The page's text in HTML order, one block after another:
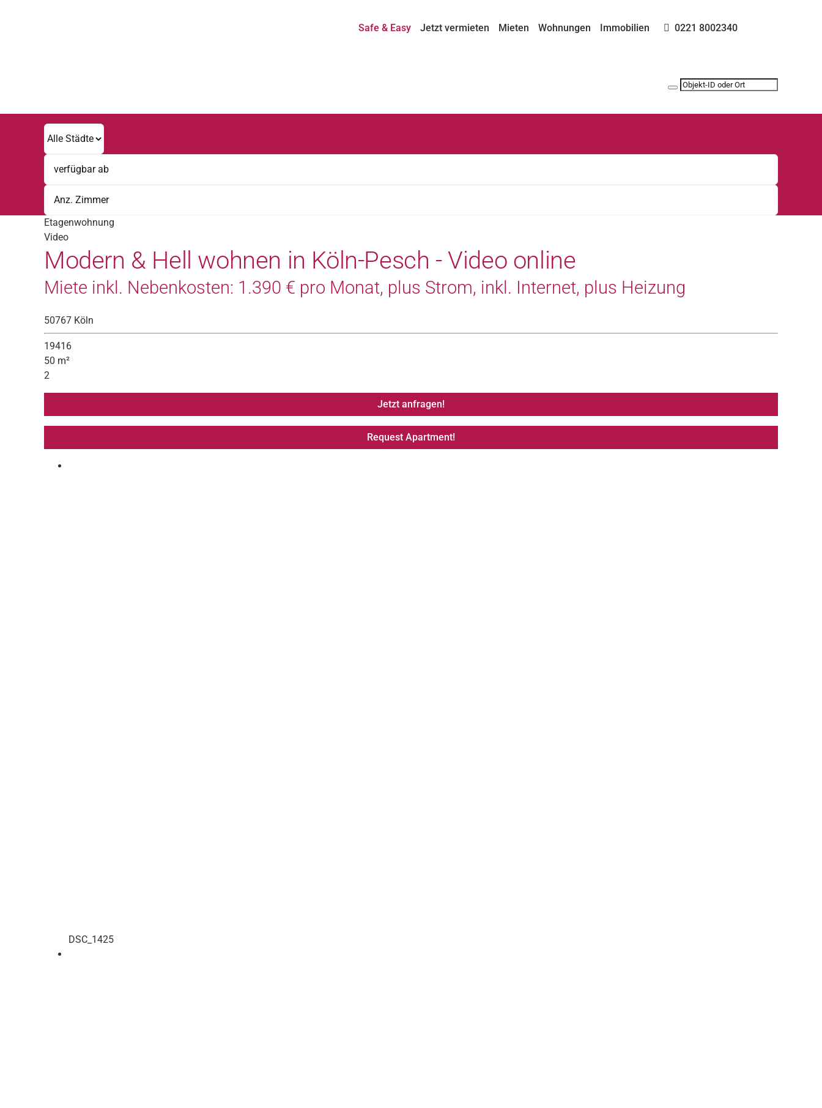
Safe & Easy Jetzt vermieten Mieten Wohnungen Immobilien 0221 8002340
Etagenwohnung
Video
Modern & Hell wohnen in Köln-Pesch - Video online
Miete inkl. Nebenkosten: 1.390 € pro Monat, plus Strom, inkl. Internet, plus Heizung
50767 Köln
19416
50 m²
2
Jetzt anfragen!
Request Apartment!
DSC_1425